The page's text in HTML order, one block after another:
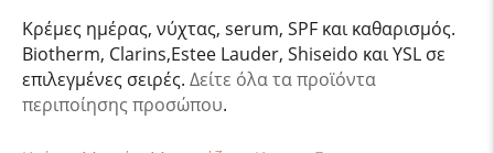
Κρέμες ημέρας, νύχτας, serum, SPF και καθαρισμός.
Biotherm, Clarins,Estee Lauder, Shiseido και YSL σε
επιλεγμένες σειρές. Δείτε όλα τα προϊόντα
περιποίησης προσώπου.